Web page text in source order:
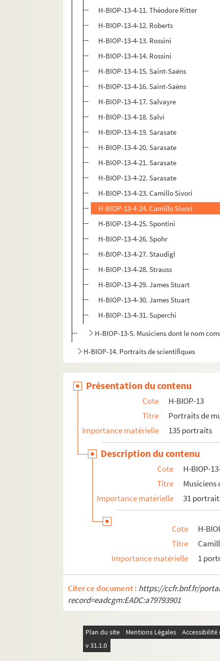
H-BIOP-13-4-11. Théodore Ritter
H-BIOP-13-4-12. Roberts
H-BIOP-13-4-13. Rossini
H-BIOP-13-4-14. Rossini
H-BIOP-13-4-15. Saint-Saëns
H-BIOP-13-4-16. Saint-Saëns
H-BIOP-13-4-17. Salvayre
H-BIOP-13-4-18. Salvi
H-BIOP-13-4-19. Sarasate
H-BIOP-13-4-20. Sarasate
H-BIOP-13-4-21. Sarasate
H-BIOP-13-4-22. Sarasate
H-BIOP-13-4-23. Camillo Sivori
H-BIOP-13-4-24. Camillo Sivori
H-BIOP-13-4-25. Spontini
H-BIOP-13-4-26. Spohr
H-BIOP-13-4-27. Staudigl
H-BIOP-13-4-28. Strauss
H-BIOP-13-4-29. James Stuart
H-BIOP-13-4-30. James Stuart
H-BIOP-13-4-31. Superchi
H-BIOP-13-5. Musiciens dont le nom
H-BIOP-14. Portraits de scientifiques
Présentation du contenu
Cote
H-BIOP-13
Titre
Portraits de
Importance matérielle
135 portraits
Description du contenu
Cote
H-BIOP-
Titre
Musiciens
Importance matérielle
31
Cote
H-
Titre
Importance matérielle
1
Citer ce document : https://ccfr.bnf.fr/
record=eadcgm:EADC:a79793901
Plan du site Mentions Légales
v 31.1.0